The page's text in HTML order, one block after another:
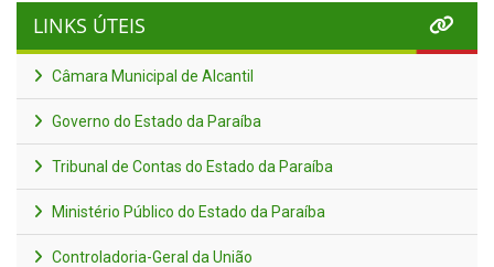
LINKS ÚTEIS
Câmara Municipal de Alcantil
Governo do Estado da Paraíba
Tribunal de Contas do Estado da Paraíba
Ministério Público do Estado da Paraíba
Controladoria-Geral da União